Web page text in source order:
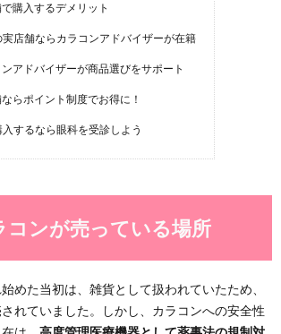
購入するデメリット
店舗ならカラコンアドバイザーが在籍
アドバイザーが商品選びをサポート
らポイント制度でお得に！
するなら眼科を受診しよう
コンが売っている場所
めた当初は、雑貨として扱われていたため、
れていました。しかし、カラコンへの安全性